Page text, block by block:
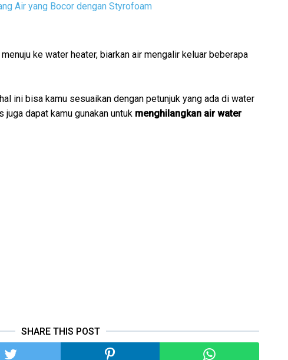
Air yang Bocor dengan Styrofoam
ke water heater, biarkan air mengalir keluar beberapa
ini bisa kamu sesuaikan dengan petunjuk yang ada di water
dapat kamu gunakan untuk menghilangkan air water
SHARE THIS POST